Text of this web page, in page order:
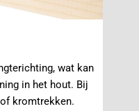
wat kan
in het hout. Bij
kromtrekken.